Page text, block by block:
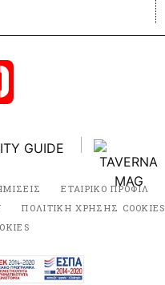
ΕΤΑΙΡΙΚΟ ΠΡΟΦΙΛ
ΠΟΛΙΤΙΚΗ ΧΡΗΣΗΣ COOKIES